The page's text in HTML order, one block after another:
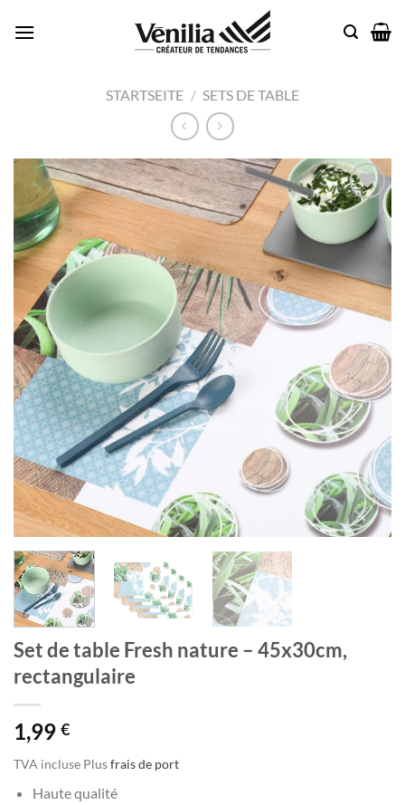
STARTSEITE / SETS DE TABLE
Add to
wishlist
Set de table Fresh nature – 45x30cm,
rectangulaire
1,99 €
TVA incluse Plusfrais de port
Haute qualité